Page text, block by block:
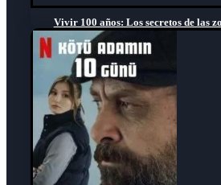
Vivir 100 años: Los secretos de las